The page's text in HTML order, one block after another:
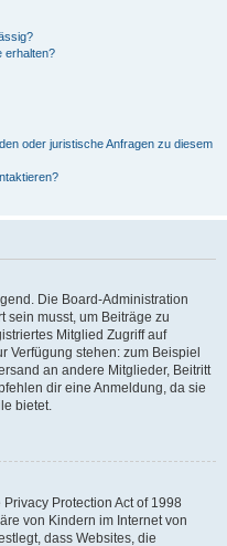
erhalten?
oder juristische Anfragen zu diesem
Die Board-Administration
sein musst, um Beiträge zu
Mitglied Zugriff auf
Verfügung stehen: zum Beispiel
an andere Mitglieder, Beitritt
dir eine Anmeldung, da sie
bietet.
Protection Act of 1998
von Kindern im Internet von
dass Websites, die